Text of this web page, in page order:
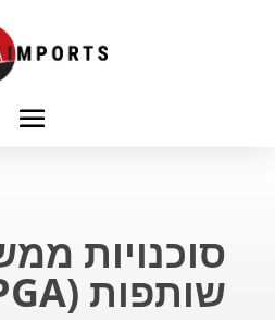
סוכנויות
שותפות (PGA)